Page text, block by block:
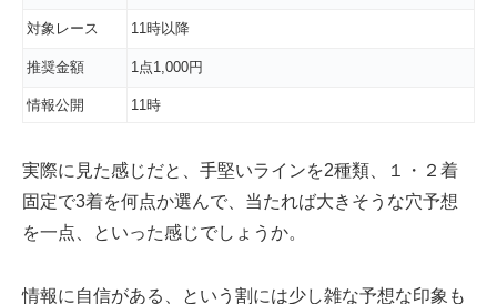
対象レース 11時以降
推奨金額 1点1,000円
情報公開 11時
実際に見た感じだと、手堅いラインを2種類、１・２着
固定で3着を何点か選んで、当たれば大きそうな穴予想
を一点、といった感じでしょうか。
情報に自信がある、という割には少し雑な予想な印象も